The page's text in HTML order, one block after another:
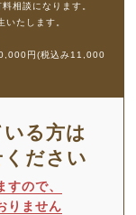
相談になります。
たします。
円(税込み11,000
る方は
ださい
ので、
りません